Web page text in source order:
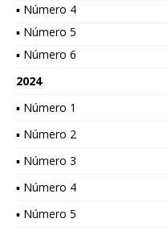
▪ Número 4
▪ Número 5
▪ Número 6
2024
▪ Número 1
▪ Número 2
▪ Número 3
▪ Número 4
▪ Número 5